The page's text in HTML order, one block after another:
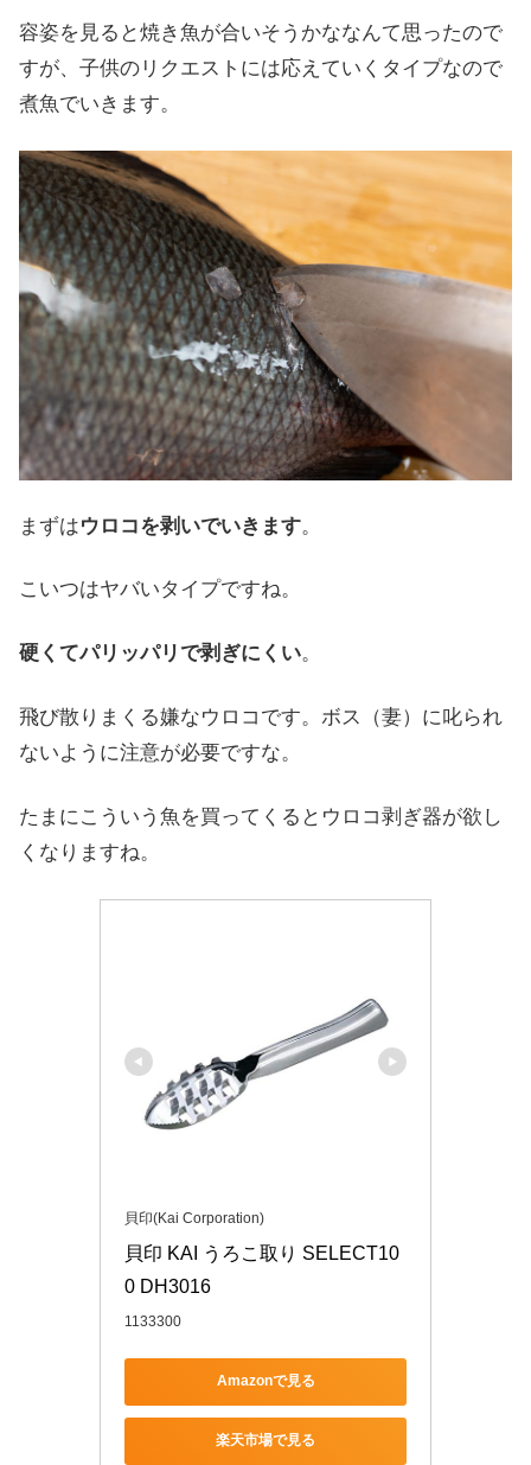
容姿を見ると焼き魚が合いそうかななんて思ったので
すが、子供のリクエストには応えていくタイプなので
煮魚でいきます。
まずはウロコを剥いでいきます。
こいつはヤバいタイプですね。
硬くてパリッパリで剥ぎにくい。
飛び散りまくる嫌なウロコです。ボス（妻）に叱られ
ないように注意が必要ですな。
たまにこういう魚を買ってくるとウロコ剥ぎ器が欲し
くなりますね。
貝印(Kai Corporation)
貝印 KAI うろこ取り SELECT10
0 DH3016
1133300
Amazonで見る
楽天市場で見る